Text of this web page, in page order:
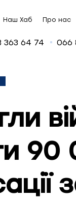
Наш Хаб Про нас
363 64 74 066
90